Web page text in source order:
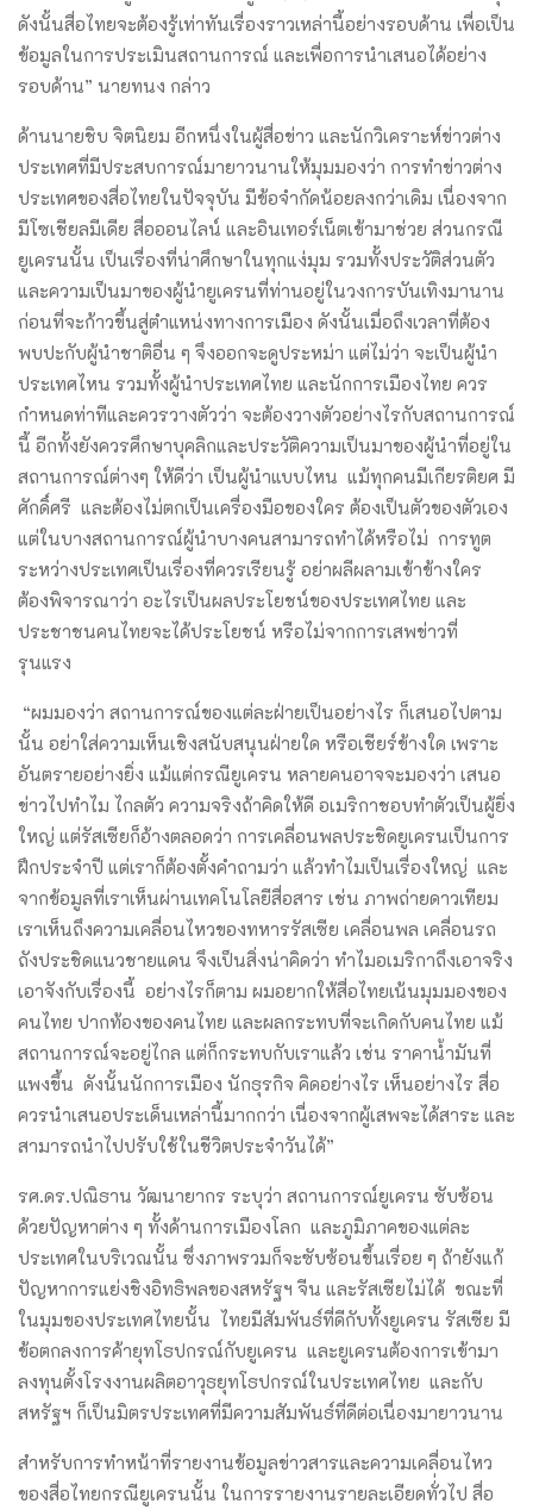
ดังนั้นสื่อไทยจะต้องรู้เท่าทันเรื่องราวเหล่านี้อย่างรอบด้าน เพื่อเป็น
ข้อมูลในการประเมินสถานการณ์ และเพื่อการนำเสนอได้อย่าง
รอบด้าน” นายทนง กล่าว
ด้านนายชิบ จิตนิยม อีกหนึ่งในผู้สื่อข่าว และนักวิเคราะห์ข่าวต่าง
ประเทศที่มีประสบการณ์มายาวนานให้มุมมองว่า การทำข่าวต่าง
ประเทศของสื่อไทยในปัจจุบัน มีข้อจำกัดน้อยลงกว่าเดิม เนื่องจาก
มีโซเชียลมีเดีย สื่อออนไลน์ และอินเทอร์เน็ตเข้ามาช่วย ส่วนกรณี
ยูเครนนั้น เป็นเรื่องที่น่าศึกษาในทุกแง่มุม รวมทั้งประวัติส่วนตัว
และความเป็นมาของผู้นำยูเครนที่ท่านอยู่ในวงการบันเทิงมานาน
ก่อนที่จะก้าวขึ้นสู่ตำแหน่งทางการเมือง ดังนั้นเมื่อถึงเวลาที่ต้อง
พบปะกับผู้นำชาติอื่น ๆ จึงออกจะดูประหม่า แต่ไม่ว่า จะเป็นผู้นำ
ประเทศไหน รวมทั้งผู้นำประเทศไทย และนักการเมืองไทย ควร
กำหนดท่าทีและควรวางตัวว่า จะต้องวางตัวอย่างไรกับสถานการณ์
นี้ อีกทั้งยังควรศึกษาบุคลิกและประวัติความเป็นมาของผู้นำที่อยู่ใน
สถานการณ์ต่างๆ ให้ดีว่า เป็นผู้นำแบบไหน แม้ทุกคนมีเกียรติยศ มี
ศักดิ์ศรี และต้องไม่ตกเป็นเครื่องมือของใคร ต้องเป็นตัวของตัวเอง
แต่ในบางสถานการณ์ผู้นำบางคนสามารถทำได้หรือไม่ การทูต
ระหว่างประเทศเป็นเรื่องที่ควรเรียนรู้ อย่าผลีผลามเข้าข้างใคร
ต้องพิจารณาว่า อะไรเป็นผลประโยชน์ของประเทศไทย และ
ประชาชนคนไทยจะได้ประโยชน์ หรือไม่จากการเสพข่าวที่
รุนแรง
“ผมมองว่า สถานการณ์ของแต่ละฝ่ายเป็นอย่างไร ก็เสนอไปตาม
นั้น อย่าใส่ความเห็นเชิงสนับสนุนฝ่ายใด หรือเชียร์ข้างใด เพราะ
อันตรายอย่างยิ่ง แม้แต่กรณียูเครน หลายคนอาจจะมองว่า เสนอ
ข่าวไปทำไม ไกลตัว ความจริงถ้าคิดให้ดี อเมริกาชอบทำตัวเป็นผู้ยิ่ง
ใหญ่ แต่รัสเซียก็อ้างตลอดว่า การเคลื่อนพลประชิดยูเครนเป็นการ
ฝึกประจำปี แต่เราก็ต้องตั้งคำถามว่า แล้วทำไมเป็นเรื่องใหญ่ และ
จากข้อมูลที่เราเห็นผ่านเทคโนโลยีสื่อสาร เช่น ภาพถ่ายดาวเทียม
เราเห็นถึงความเคลื่อนไหวของทหารรัสเซีย เคลื่อนพล เคลื่อนรถ
ถังประชิดแนวชายแดน จึงเป็นสิ่งน่าคิดว่า ทำไมอเมริกาถึงเอาจริง
เอาจังกับเรื่องนี้ อย่างไรก็ตาม ผมอยากให้สื่อไทยเน้นมุมมองของ
คนไทย ปากท้องของคนไทย และผลกระทบที่จะเกิดกับคนไทย แม้
สถานการณ์จะอยู่ไกล แต่ก็กระทบกับเราแล้ว เช่น ราคาน้ำมันที่
แพงขึ้น ดังนั้นนักการเมือง นักธุรกิจ คิดอย่างไร เห็นอย่างไร สื่อ
ควรนำเสนอประเด็นเหล่านี้มากกว่า เนื่องจากผู้เสพจะได้สาระ และ
สามารถนำไปปรับใช้ในชีวิตประจำวันได้”
รศ.ดร.ปณิธาน วัฒนายากร ระบุว่า สถานการณ์ยูเครน ซับซ้อน
ด้วยปัญหาต่าง ๆ ทั้งด้านการเมืองโลก และภูมิภาคของแต่ละ
ประเทศในบริเวณนั้น ซึ่งภาพรวมก็จะซับซ้อนขึ้นเรื่อย ๆ ถ้ายังแก้
ปัญหาการแย่งชิงอิทธิพลของสหรัฐฯ จีน และรัสเซียไม่ได้ ขณะที่
ในมุมของประเทศไทยนั้น ไทยมีสัมพันธ์ที่ดีกับทั้งยูเครน รัสเซีย มี
ข้อตกลงการค้ายุทโธปกรณ์กับยูเครน และยูเครนต้องการเข้ามา
ลงทุนตั้งโรงงานผลิตอาวุธยุทโธปกรณ์ในประเทศไทย และกับ
สหรัฐฯ ก็เป็นมิตรประเทศที่มีความสัมพันธ์ที่ดีต่อเนื่องมายาวนาน
สำหรับการทำหน้าที่รายงานข้อมูลข่าวสารและความเคลื่อนไหว
ของสื่อไทยกรณียูเครนนั้น ในการรายงานรายละเอียดทั่่วไป สื่อ